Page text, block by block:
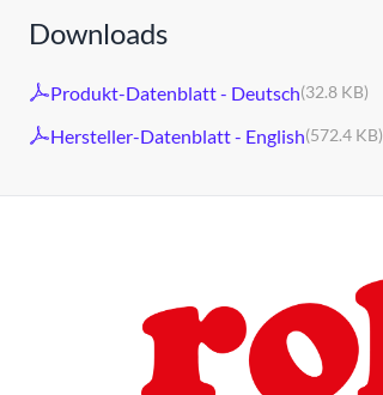
Downloads
Produkt-Datenblatt - Deutsch(32.8 KB)
Hersteller-Datenblatt - English(572.4 KB)